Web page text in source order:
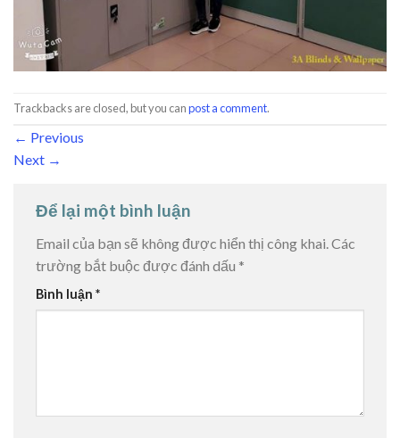
Trackbacks are closed, but you canpost a comment.
← Previous
Next →
Để lại một bình luận
Email của bạn sẽ không được hiển thị công khai.Các
trường bắt buộc được đánh dấu *
Bình luận *